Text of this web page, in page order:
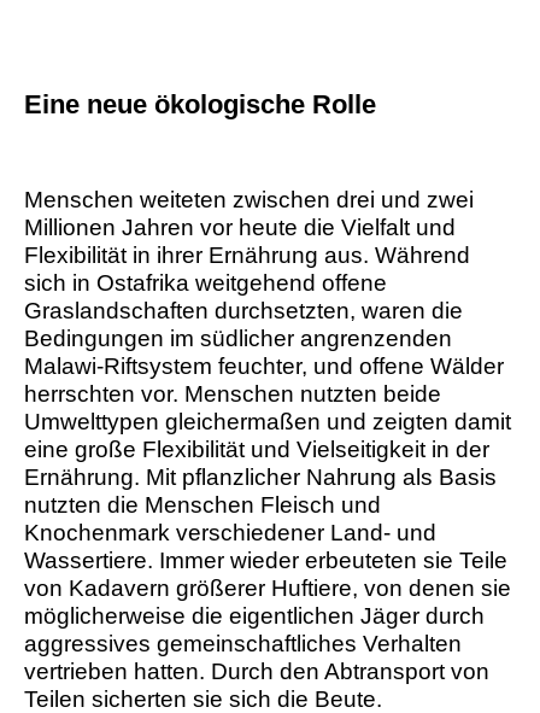
Eine neue ökologische Rolle
Menschen weiteten zwischen drei und zwei
Millionen Jahren vor heute die Vielfalt und
Flexibilität in ihrer Ernährung aus. Während
sich in Ostafrika weitgehend offene
Graslandschaften durchsetzten, waren die
Bedingungen im südlicher angrenzenden
Malawi-Riftsystem feuchter, und offene Wälder
herrschten vor. Menschen nutzten beide
Umwelttypen gleichermaßen und zeigten damit
eine große Flexibilität und Vielseitigkeit in der
Ernährung. Mit pflanzlicher Nahrung als Basis
nutzten die Menschen Fleisch und
Knochenmark verschiedener Land- und
Wassertiere. Immer wieder erbeuteten sie Teile
von Kadavern größerer Huftiere, von denen sie
möglicherweise die eigentlichen Jäger durch
aggressives gemeinschaftliches Verhalten
vertrieben hatten. Durch den Abtransport von
Teilen sicherten sie sich die Beute.